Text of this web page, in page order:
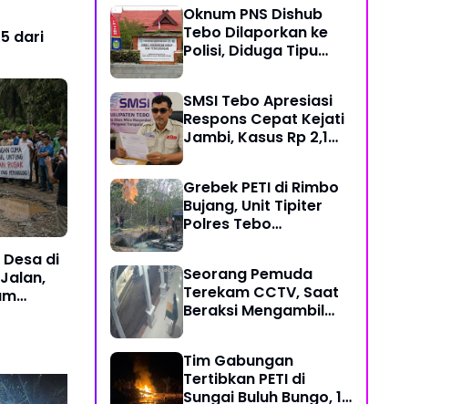
dari
di
Restoratif
Oknum PNS Dishub
Tebo Dilaporkan ke
Polisi, Diduga Tipu
Kerja
SMSI Tebo Apresiasi
Respons Cepat Kejati
Jambi, Kasus Rp 2,1
Grebek PETI di Rimbo
Bujang, Unit Tipiter
Polres Tebo
Cara Dibakar
Seorang Pemuda
Terekam CCTV, Saat
Beraksi Mengambil
Tim Gabungan
Tertibkan PETI di
Sungai Buluh Bungo, 15